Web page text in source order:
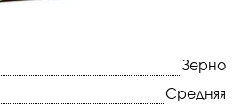
Зерно
Средняя